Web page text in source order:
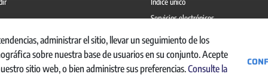
blanqueo de capitales
Servicios electrónicos
Ábaco
administrar el sitio, llevar un seguimiento de los
sobre nuestra base de usuarios en su conjunto. Acepte
sitio web, o bien administre sus preferencias.Consulte la